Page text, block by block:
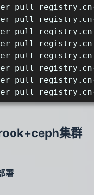
pull registry.cn-
pull
pull
pull
pull registry.cn-
pull
pull registry.cn-
pull registry.cn-
集群
署